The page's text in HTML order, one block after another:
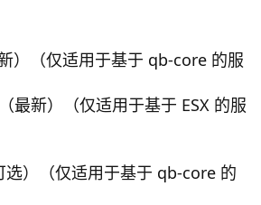
）（仅适用于基于 qb-core 的服
（最新）（仅适用于基于 ESX 的服
选）（仅适用于基于 qb-core 的